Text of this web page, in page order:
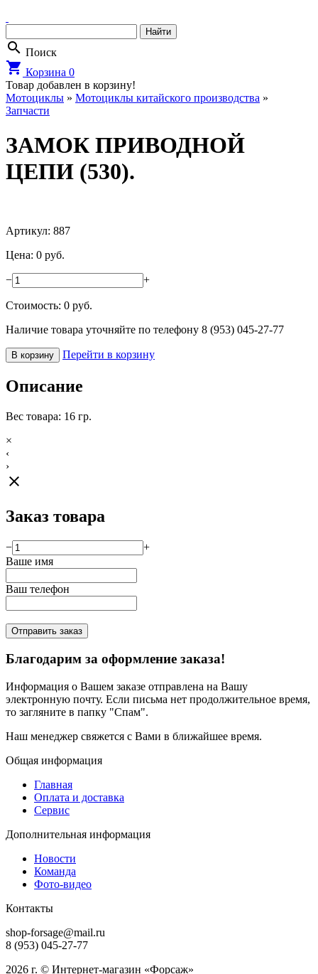
search Поиск
shopping_cart Корзина 0
Товар добавлен в корзину!
Мотоциклы » Мотоциклы китайского производства »
Запчасти
ЗАМОК ПРИВОДНОЙ
ЦЕПИ (530).
Артикул: 887
Цена: 0 руб.
− +
Стоимость: 0 руб.
Наличие товара уточняйте по телефону 8 (953) 045-27-77
В корзину Перейти в корзину
Описание
Вес товара: 16 гр.
×
‹
›
close
Заказ товара
−
+
Ваше имя
Ваш телефон
Отправить заказ
Благодарим за оформление заказа!
Информация о Вашем заказе отправлена на Вашу
электронную почту. Если письма нет продолжительное время,
то загляните в папку "Спам".
Наш менеджер свяжется с Вами в ближайшее время.
Общая информация
Главная
Оплата и доставка
Сервис
Дополнительная информация
Новости
Команда
Фото-видео
Контакты
shop-forsage@mail.ru
8 (953) 045-27-77
2026 г. © Интернет-магазин «Форсаж»